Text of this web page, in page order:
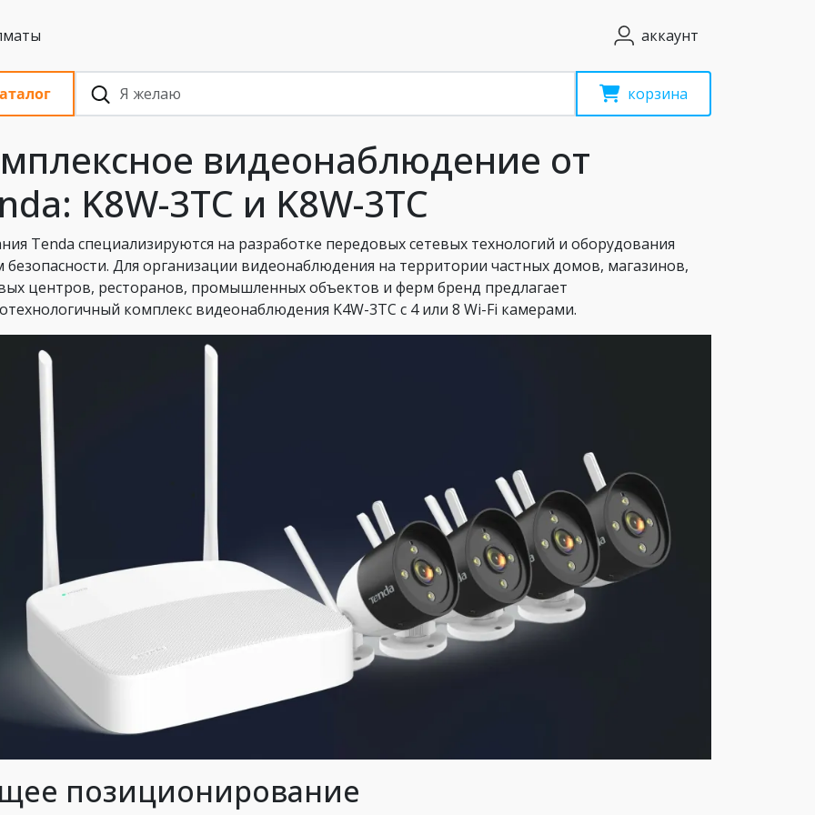
НДС, Алматы аккаунт
корзина
видеонаблюдение от
K8W-3TC и K8W-3TC
Tenda специализируются на разработке передовых сетевых технологий и оборудования
безопасности. Для организации видеонаблюдения на территории частных домов, магазинов,
центров, ресторанов, промышленных объектов и ферм бренд предлагает
комплекс видеонаблюдения K4W-3TC с 4 или 8 Wi-Fi камерами.
позиционирование